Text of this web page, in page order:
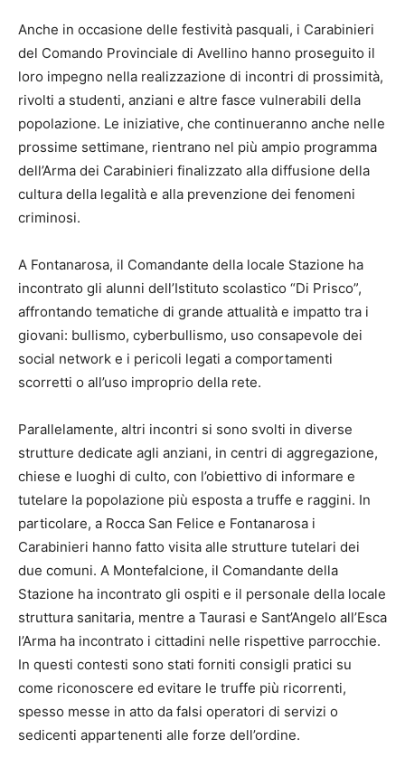
Anche in occasione delle festività pasquali, i Carabinieri
del Comando Provinciale di Avellino hanno proseguito il
loro impegno nella realizzazione di incontri di prossimità,
rivolti a studenti, anziani e altre fasce vulnerabili della
popolazione. Le iniziative, che continueranno anche nelle
prossime settimane, rientrano nel più ampio programma
dell’Arma dei Carabinieri finalizzato alla diffusione della
cultura della legalità e alla prevenzione dei fenomeni
criminosi.
A Fontanarosa, il Comandante della locale Stazione ha
incontrato gli alunni dell’Istituto scolastico “Di Prisco”,
affrontando tematiche di grande attualità e impatto tra i
giovani: bullismo, cyberbullismo, uso consapevole dei
social network e i pericoli legati a comportamenti
scorretti o all’uso improprio della rete.
Parallelamente, altri incontri si sono svolti in diverse
strutture dedicate agli anziani, in centri di aggregazione,
chiese e luoghi di culto, con l’obiettivo di informare e
tutelare la popolazione più esposta a truffe e raggini. In
particolare, a Rocca San Felice e Fontanarosa i
Carabinieri hanno fatto visita alle strutture tutelari dei
due comuni. A Montefalcione, il Comandante della
Stazione ha incontrato gli ospiti e il personale della locale
struttura sanitaria, mentre a Taurasi e Sant’Angelo all’Esca
l’Arma ha incontrato i cittadini nelle rispettive parrocchie.
In questi contesti sono stati forniti consigli pratici su
come riconoscere ed evitare le truffe più ricorrenti,
spesso messe in atto da falsi operatori di servizi o
sedicenti appartenenti alle forze dell’ordine.